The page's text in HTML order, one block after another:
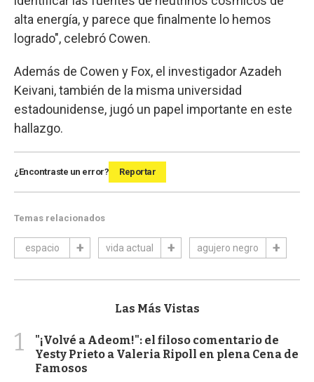
alta energía, y parece que finalmente lo hemos
logrado", celebró Cowen.
Además de Cowen y Fox, el investigador Azadeh
Keivani, también de la misma universidad
estadounidense, jugó un papel importante en este
hallazgo.
¿Encontraste un error? Reportar
Temas relacionados
espacio vida actual agujero negro
Las Más Vistas
1
"¡Volvé a Adeom!": el filoso comentario de
Yesty Prieto a Valeria Ripoll en plena Cena de
Famosos